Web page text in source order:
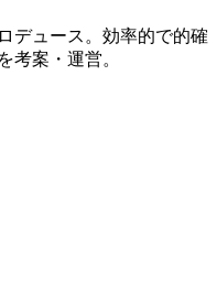
デュース。効率的で的確
考案・運営。